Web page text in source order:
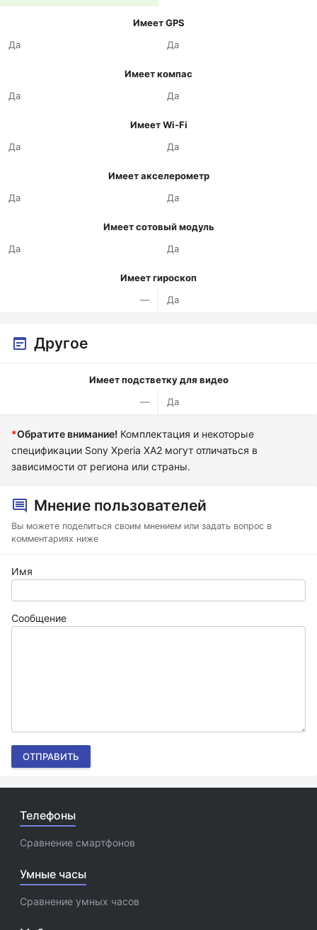
Имеет GPS
Да
Да
Имеет компас
Да
Да
Имеет Wi-Fi
Да
Да
Имеет акселерометр
Да
Да
Имеет сотовый модуль
Да
Да
Имеет гироскоп
—
Да
Другое
Имеет подстветку для видео
—
Да
*Обратите внимание! Комплектация и некоторые
спецификации Sony Xperia XA2 могут отличаться в
зависимости от региона или страны.
Мнение пользователей
Вы можете поделиться своим мнением или задать вопрос в
комментариях ниже
Имя
Сообщение
ОТПРАВИТЬ
Телефоны
Сравнение смартфонов
Умные часы
Сравнение умных часов